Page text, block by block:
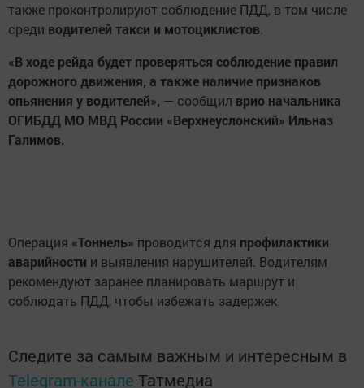
также проконтролируют соблюдение ПДД, в том числе
среди водителей такси и мотоциклистов.
«В ходе рейда будет проверяться соблюдение правил
дорожного движения, а также наличие признаков
опьянения у водителей», — сообщил врио начальника
ОГИБДД МО МВД России «Верхнеуслонский» Ильназ
Галимов.
Операция «Тоннель» проводится для профилактики
аварийности и выявления нарушителей. Водителям
рекомендуют заранее планировать маршрут и
соблюдать ПДД, чтобы избежать задержек.
Следите за самым важным и интересным в
Telegram-канале Татмедиа